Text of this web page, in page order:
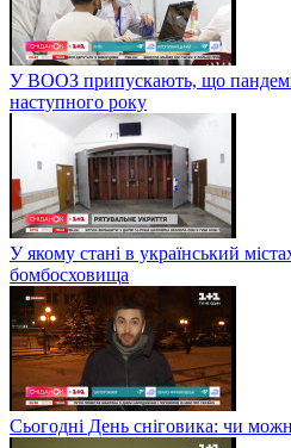
У ВООЗ припускають, що
наступного року
У якому стані в український
бомбосховища
Сьогодні День сніговика: чи